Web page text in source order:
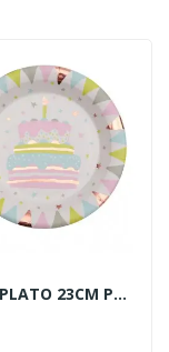
P/10 PLATO 23CM PASTEL